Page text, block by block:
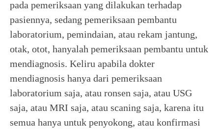
pada pemeriksaan yang dilakukan terhadap
pasiennya, sedang pemeriksaan pembantu
laboratorium, pemindaian, atau rekam jantung,
otak, otot, hanyalah pemeriksaan pembantu untuk
mendiagnosis. Keliru apabila dokter
mendiagnosis hanya dari pemeriksaan
laboratorium saja, atau ronsen saja, atau USG
saja, atau MRI saja, atau scaning saja, karena itu
semua hanya untuk penyokong, atau konfirmasi